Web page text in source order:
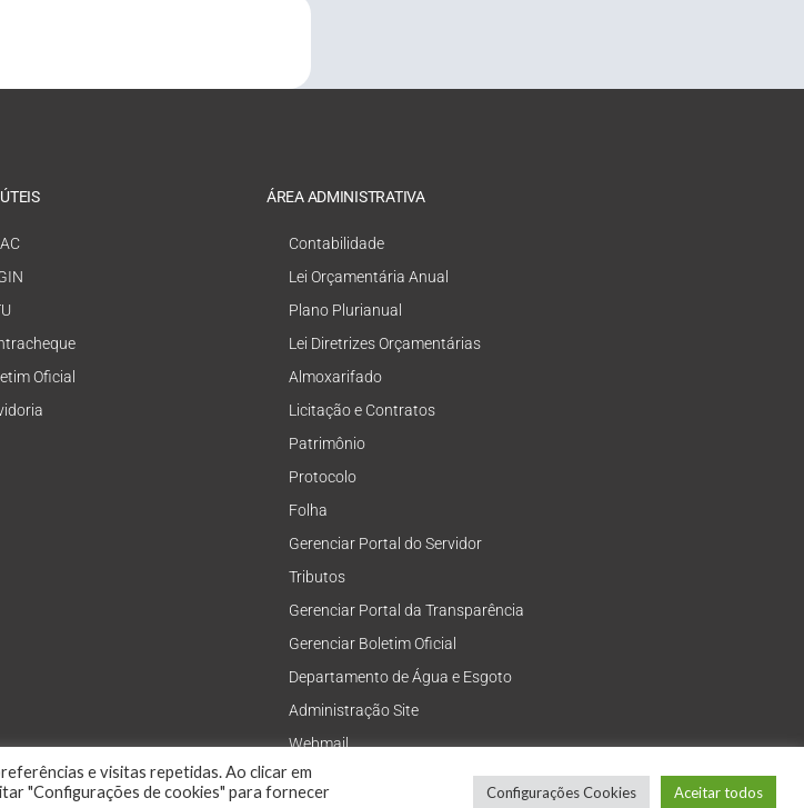
Oficial
ÁREA ADMINISTRATIVA
Contabilidade
Lei Orçamentária Anual
Plano Plurianual
Lei Diretrizes Orçamentárias
Almoxarifado
Licitação e Contratos
Patrimônio
Protocolo
Folha
Gerenciar Portal do Servidor
Tributos
Gerenciar Portal da Transparência
Gerenciar Boletim Oficial
Departamento de Água e Esgoto
Administração Site
Webmail
e visitas repetidas. Ao clicar em
"Configurações de cookies" para fornecer
Configurações Cookies Aceitar todos